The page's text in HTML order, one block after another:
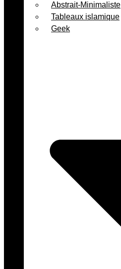
Abstrait-Minimaliste
Tableaux islamique
Geek